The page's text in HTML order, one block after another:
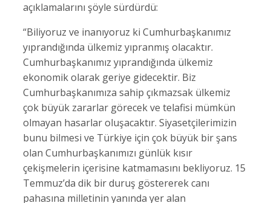
açıklamalarını şöyle sürdürdü:
“Biliyoruz ve inanıyoruz ki Cumhurbaşkanımız
yıprandığında ülkemiz yıpranmış olacaktır.
Cumhurbaşkanımız yıprandığında ülkemiz
ekonomik olarak geriye gidecektir. Biz
Cumhurbaşkanımıza sahip çıkmazsak ülkemiz
çok büyük zararlar görecek ve telafisi mümkün
olmayan hasarlar oluşacaktır. Siyasetçilerimizin
bunu bilmesi ve Türkiye için çok büyük bir şans
olan Cumhurbaşkanımızı günlük kısır
çekişmelerin içerisine katmamasını bekliyoruz. 15
Temmuz’da dik bir duruş göstererek canı
pahasına milletinin yanında yer alan